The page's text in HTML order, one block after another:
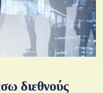
διεθνούς